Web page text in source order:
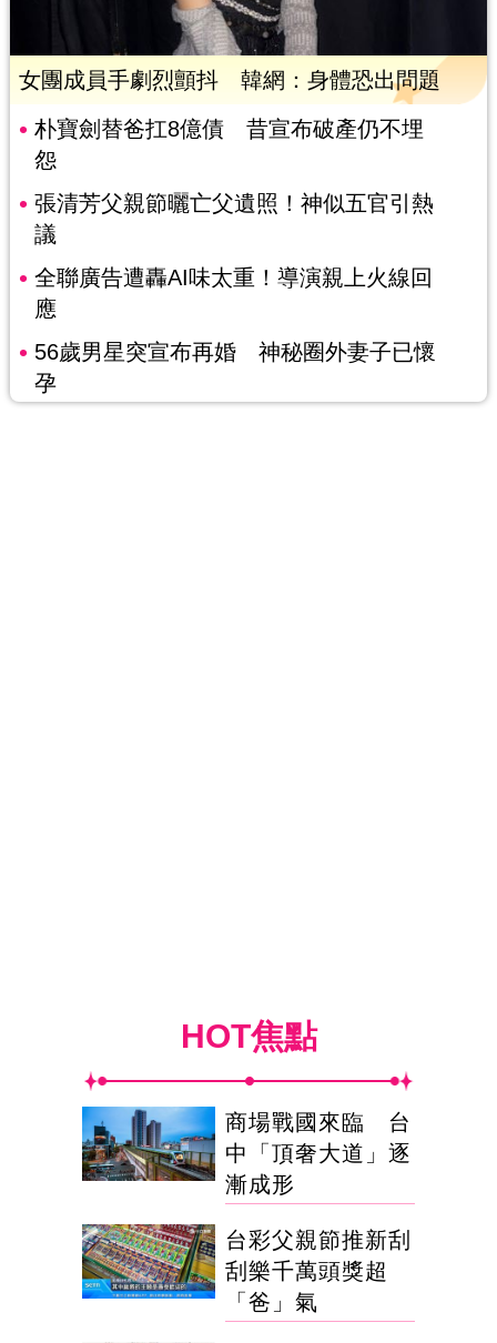
女團成員手劇烈顫抖 韓網：身體恐出問題
朴寶劍替爸扛8億債 昔宣布破產仍不埋
怨
張清芳父親節曬亡父遺照！神似五官引熱
議
全聯廣告遭轟AI味太重！導演親上火線回
應
56歲男星突宣布再婚 神秘圈外妻子已懷
孕
HOT焦點
商場戰國來臨 台
中「頂奢大道」逐
漸成形
台彩父親節推新刮
刮樂千萬頭獎超
「爸」氣